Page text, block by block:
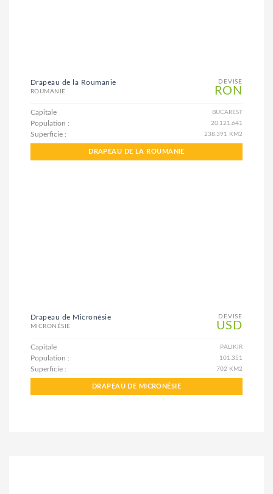
DEVISE
RON
Drapeau de la Roumanie
ROUMANIE
Capitale BUCAREST
Population : 20.121.641
Superficie : 238.391 KM2
DRAPEAU DE LA ROUMANIE
DEVISE
USD
Drapeau de Micronésie
MICRONÉSIE
Capitale PALIKIR
Population : 101.351
Superficie : 702 KM2
DRAPEAU DE MICRONÉSIE